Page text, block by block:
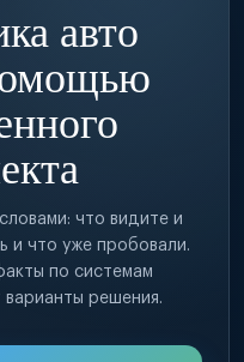
авто
что видите и
и что уже пробовали.
по системам
решения.